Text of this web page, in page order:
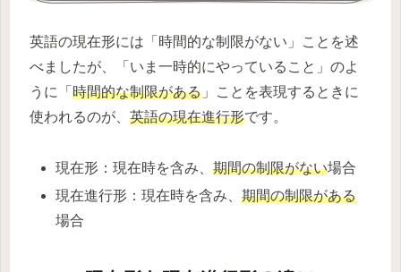
英語の現在形には「時間的な制限がない」ことを述
べましたが、「いま一時的にやっていること」のよ
うに「 時間的な制限がある 」ことを表現するときに
使われるのが、 英語の現在進行形です。
現在形：現在時を含み、期間の制限がない場合
現在進行形：現在時を含み、期間の制限がある
場合